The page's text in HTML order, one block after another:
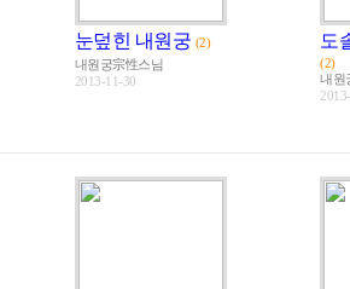
눈덮힌 내원궁 (2)
내원궁宗性스님
2013-11-30
도
(2)
내원